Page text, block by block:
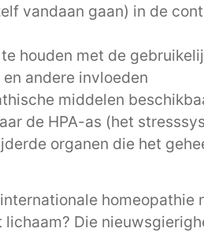
vandaan gaan) in de
houden met de
andere invloeden
middelen
de HPA-as (het
organen die het
Die